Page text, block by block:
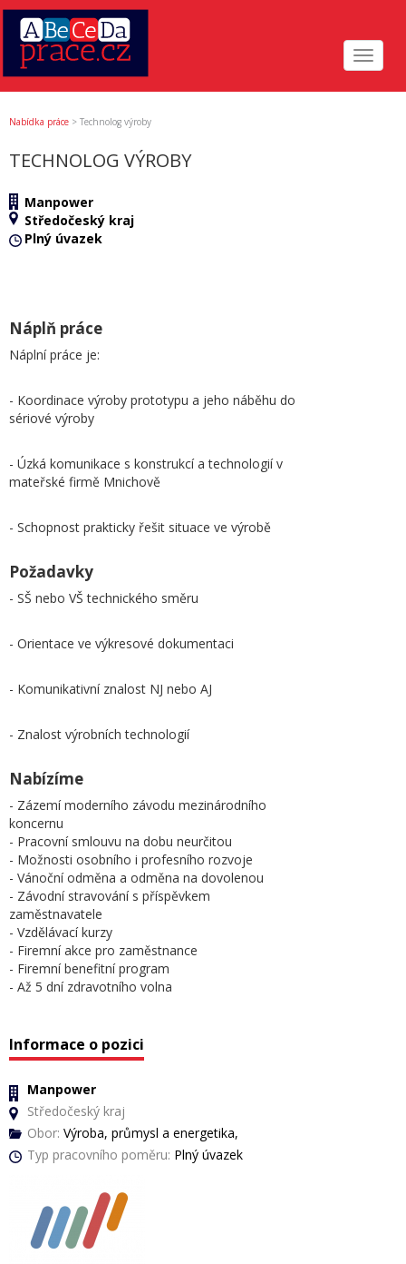
Toggle
Nabídka práce > Technolog výroby
TECHNOLOG VÝROBY
Manpower
Středočeský kraj
Plný úvazek
Náplň práce
Náplní práce je:
- Koordinace výroby prototypu a jeho náběhu do
sériové výroby
- Úzká komunikace s konstrukcí a technologií v
mateřské firmě Mnichově
- Schopnost prakticky řešit situace ve výrobě
Požadavky
- SŠ nebo VŠ technického směru
- Orientace ve výkresové dokumentaci
- Komunikativní znalost NJ nebo AJ
- Znalost výrobních technologií
Nabízíme
- Zázemí moderního závodu mezinárodního
koncernu
- Pracovní smlouvu na dobu neurčitou
- Možnosti osobního i profesního rozvoje
- Vánoční odměna a odměna na dovolenou
- Závodní stravování s příspěvkem
zaměstnavatele
- Vzdělávací kurzy
- Firemní akce pro zaměstnance
- Firemní benefitní program
- Až 5 dní zdravotního volna
Informace o pozici
Manpower
Středočeský kraj
Obor: Výroba, průmysl a energetika,
Typ pracovního poměru: Plný úvazek